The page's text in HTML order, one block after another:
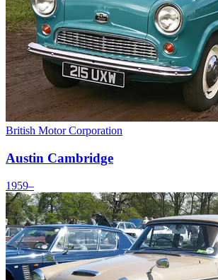
British Motor Corporation
Austin Cambridge
1959–